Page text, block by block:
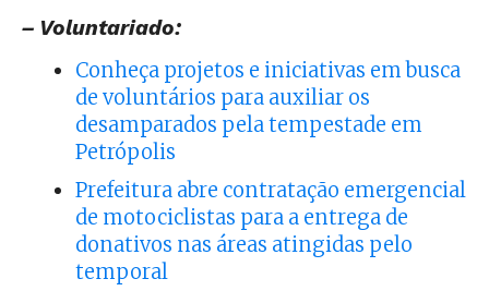
– Voluntariado:
Conheça projetos e iniciativas em busca
de voluntários para auxiliar os
desamparados pela tempestade em
Petrópolis
Prefeitura abre contratação emergencial
de motociclistas para a entrega de
donativos nas áreas atingidas pelo
temporal